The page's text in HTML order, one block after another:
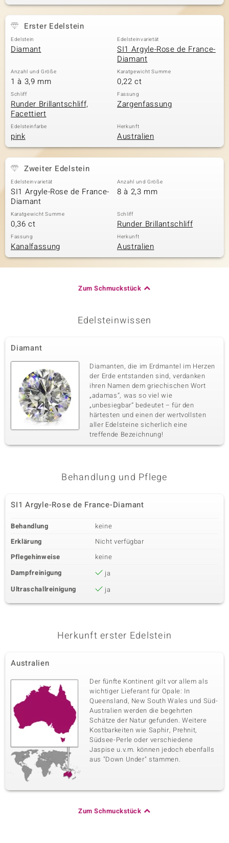
Erster Edelstein
Edelstein
Diamant
Edelsteinvarietät
SI1 Argyle-Rose de France-
Diamant
Anzahl und Größe
1 à 3,9 mm
Karatgewicht Summe
0,22 ct
Schliff
Runder Brillantschliff,
Facettiert
Fassung
Zargenfassung
Edelsteinfarbe
pink
Herkunft
Australien
Zweiter Edelstein
Edelsteinvarietät
SI1 Argyle-Rose de France-
Diamant
Anzahl und Größe
8 à 2,3 mm
Karatgewicht Summe
0,36 ct
Schliff
Runder Brillantschliff
Fassung
Kanalfassung
Herkunft
Australien
Zum Schmuckstück
Edelsteinwissen
Diamant
Diamanten, die im Erdmantel im Herzen
der Erde entstanden sind, verdanken
ihren Namen dem griechischen Wort
„adamas“, was so viel wie
„unbesiegbar“ bedeutet – für den
härtesten und einen der wertvollsten
aller Edelsteine sicherlich eine
treffende Bezeichnung!
Behandlung und Pflege
SI1 Argyle-Rose de France-Diamant
Behandlung
keine
Erklärung
Nicht verfügbar
Pflegehinweise
keine
Dampfreinigung
ja
Ultraschallreinigung
ja
Herkunft erster Edelstein
Australien
Der fünfte Kontinent gilt vor allem als
wichtiger Lieferant für Opale: In
Queensland, New South Wales und Süd-
Australien werden die begehrten
Schätze der Natur gefunden. Weitere
Kostbarkeiten wie Saphir, Prehnit,
Südsee-Perle oder verschiedene
Jaspise u.v.m. können jedoch ebenfalls
aus "Down Under" stammen.
Zum Schmuckstück